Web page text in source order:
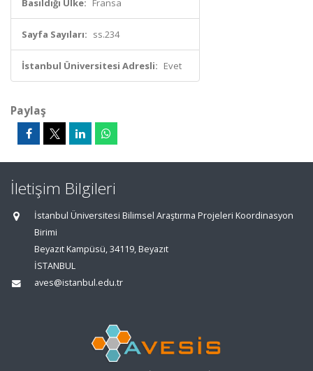
Basıldığı Ülke: Fransa
Sayfa Sayıları: ss.234
İstanbul Üniversitesi Adresli: Evet
Paylaş
İletişim Bilgileri
İstanbul Üniversitesi Bilimsel Araştırma Projeleri Koordinasyon
Birimi
Beyazıt Kampüsü, 34119, Beyazıt
İSTANBUL
aves@istanbul.edu.tr